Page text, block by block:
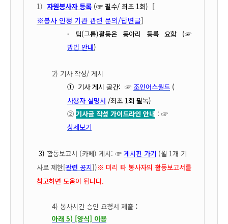
1) 자원봉사자 등록 (☞ 필수/ 최초 1회) [
※봉사 인정 기관 관련 문의/답변글]
- 팀(그룹)활동은 동아리 등록 요함 (☞
방법 안내)
2) 기사작성/ 게시
① 기사 게시 공간: ☞ 조인어스월드 (
사용자 설명서 /최초 1회 필독)
② 기사글 작성 가이드라인 안내 : ☞
상세보기
3) 활동보고서 (카페) 게시: ☞ 게시판 가기 (월 1개 기
사로 제한[관련 공지])※ 미리 타 봉사자의 활동보고서를
참고하면 도움이 됩니다.
4) 봉사시간승인 요청서 제출 :
아래 5) [양식] 이용